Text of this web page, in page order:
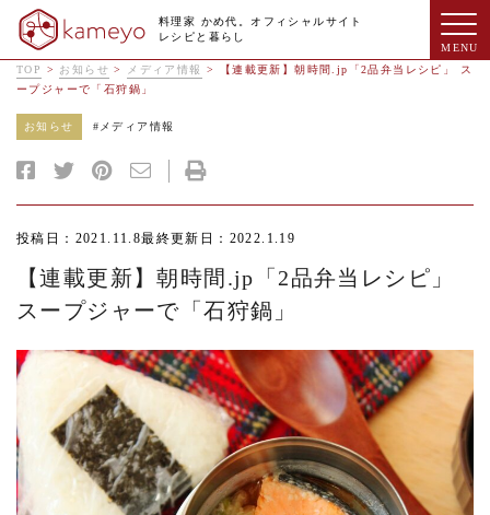
料理家 かめ代。オフィシャルサイト
レシピと暮らし
TOP > お知らせ > メディア情報 >
【連載更新】朝時間.jp「2品弁当レシピ」 ス
ープジャーで「石狩鍋」
お知らせ # メディア情報
投稿日：2021.11.8最終更新日：2022.1.19
【連載更新】朝時間.jp「2品弁当レシピ」
スープジャーで「石狩鍋」